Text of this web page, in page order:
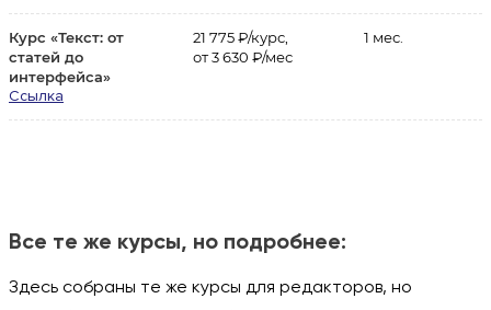
Курс «Текст: от
статей до
интерфейса»
Ссылка
21 775 ₽/курс,
от 3 630 ₽/мес
1 мес.
Все те же курсы, но подробнее:
Здесь собраны те же курсы для редакторов, но